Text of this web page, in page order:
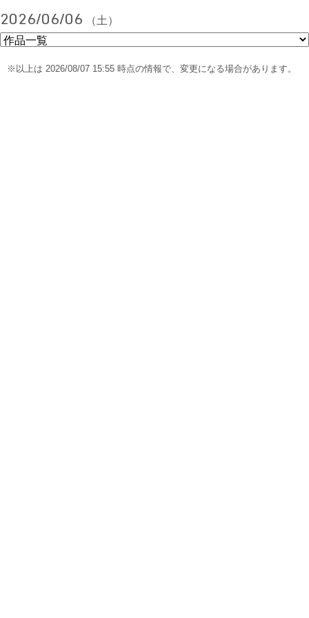
2026/06/06 （土）
※以上は 2026/08/07 15:55 時点の情報で、変更になる場合があります。